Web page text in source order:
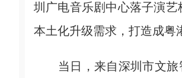
圳广电音乐剧中心落子演
本土化升级需求，打造成粤
当日，来自深圳市文旅